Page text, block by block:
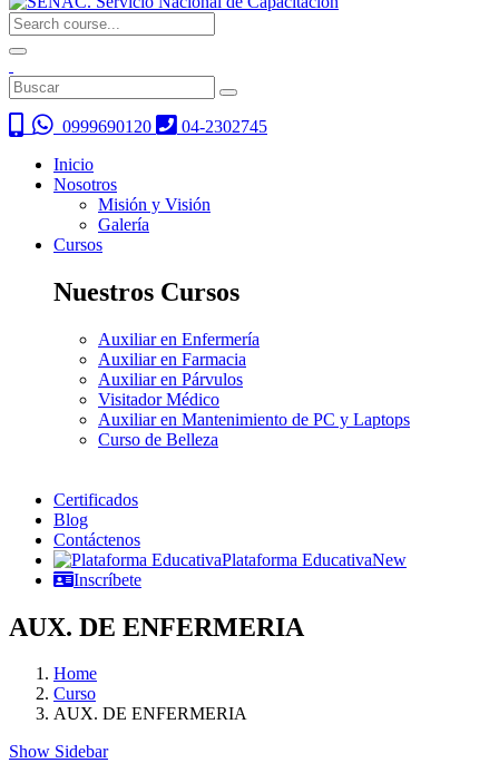
0999690120
04-2302745
Inicio
Nosotros
Misión y Visión
Galería
Cursos
Nuestros Cursos
Auxiliar en Enfermería
Auxiliar en Farmacia
Auxiliar en Párvulos
Visitador Médico
Auxiliar en Mantenimiento de PC y Laptops
Curso de Belleza
Certificados
Blog
Contáctenos
Plataforma EducativaNew
Inscríbete
AUX. DE ENFERMERIA
Home
Curso
AUX. DE ENFERMERIA
Show Sidebar